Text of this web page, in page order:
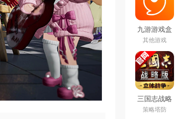
九游游戏盒
子app2026
最新版
其他游戏
三国志战略
版2026官方
最新版
策略塔防